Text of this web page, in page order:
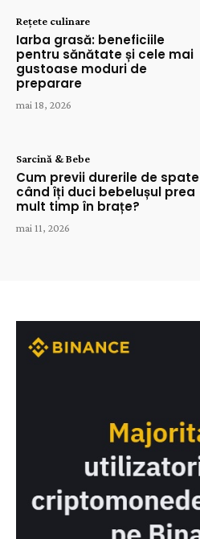
Rețete culinare
Iarba grasă: beneficiile
pentru sănătate și cele mai
gustoase moduri de
preparare
mai 18, 2026
Sarcină & Bebe
Cum previi durerile de spate
când îți duci bebelușul prea
mult timp în brațe?
mai 11, 2026